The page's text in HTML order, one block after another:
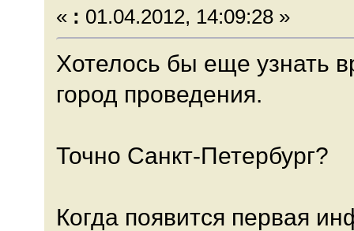
« : 01.04.2012, 14:09:28 »
Хотелось бы еще узнать
город проведения.
Точно Санкт-Петербург?
Когда появится первая